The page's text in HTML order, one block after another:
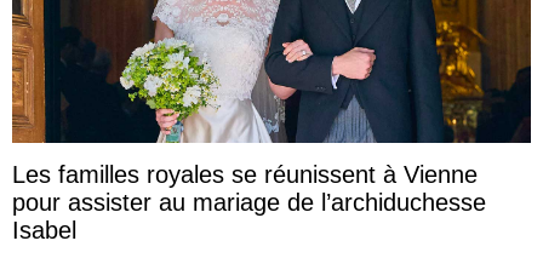
Les familles royales se réunissent à Vienne
pour assister au mariage de l’archiduchesse
Isabel